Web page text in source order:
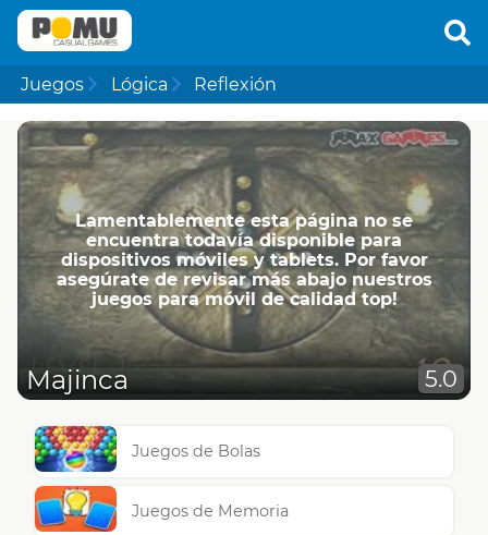
Juegos Lógica Reflexión
Lamentablemente esta página no se
encuentra todavía disponible para
dispositivos móviles y tablets. Por favor
asegúrate de revisar más abajo nuestros
juegos para móvil de calidad top!
Majinca 5.0
Juegos de Bolas
Juegos de Memoria